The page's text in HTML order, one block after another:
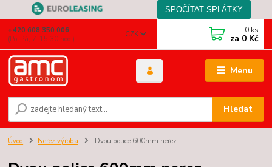
Menu
CZK
Hledat
+420 608 350 006
(Po-Pá, 7-15.30 hod.)
0 ks
za 0 Kč
Úvod Nerez výroba Dvou police 600mm nerez